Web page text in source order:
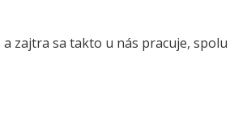
zajtra sa takto u nás pracuje, spolu